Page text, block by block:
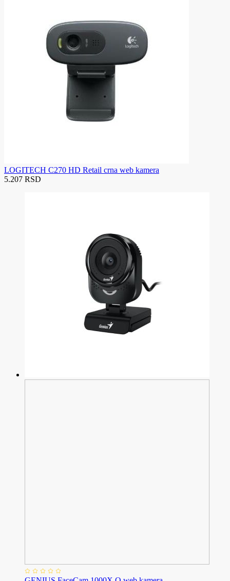
LOGITECH C270 HD Retail crna web kamera
5.207 RSD